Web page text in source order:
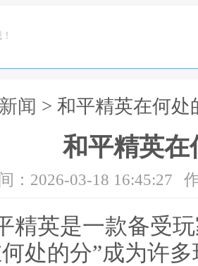
闻 > 和平精英在何处
和平精英在
：2026-03-18 16:45:27
精英是一款备受
处的分”成为许